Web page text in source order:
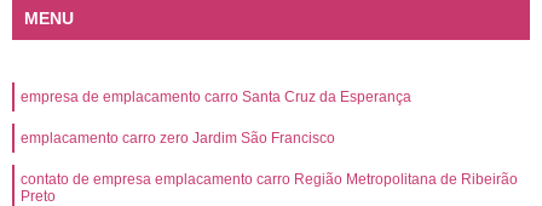
MENU
empresa de emplacamento carro Santa Cruz da Esperança
emplacamento carro zero Jardim São Francisco
contato de empresa emplacamento carro Região Metropolitana de Ribeirão
Preto